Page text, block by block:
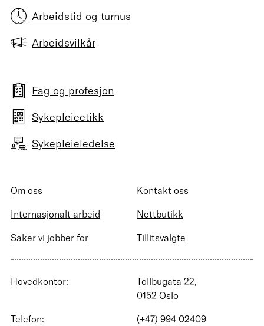
Arbeidstid og turnus
Arbeidsvilkår
Fag og profesjon
Sykepleieetikk
Sykepleieledelse
Om oss
Kontakt oss
Internasjonalt arbeid
Nettbutikk
Saker vi jobber for
Tillitsvalgte
Hovedkontor:
Tollbugata 22,
0152 Oslo
Telefon:
(+47) 994 02409